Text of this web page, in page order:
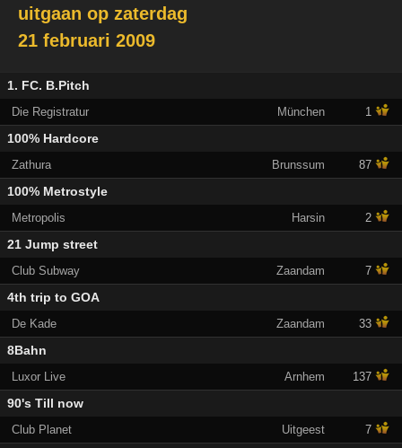
uitgaan op zaterdag
21 februari 2009
1. FC. B.Pitch
Die Registratur München 1
100% Hardcore
Zathura Brunssum 87
100% Metrostyle
Metropolis Harsin 2
21 Jump street
Club Subway Zaandam 7
4th trip to GOA
De Kade Zaandam 33
8Bahn
Luxor Live Arnhem 137
90's Till now
Club Planet Uitgeest 7